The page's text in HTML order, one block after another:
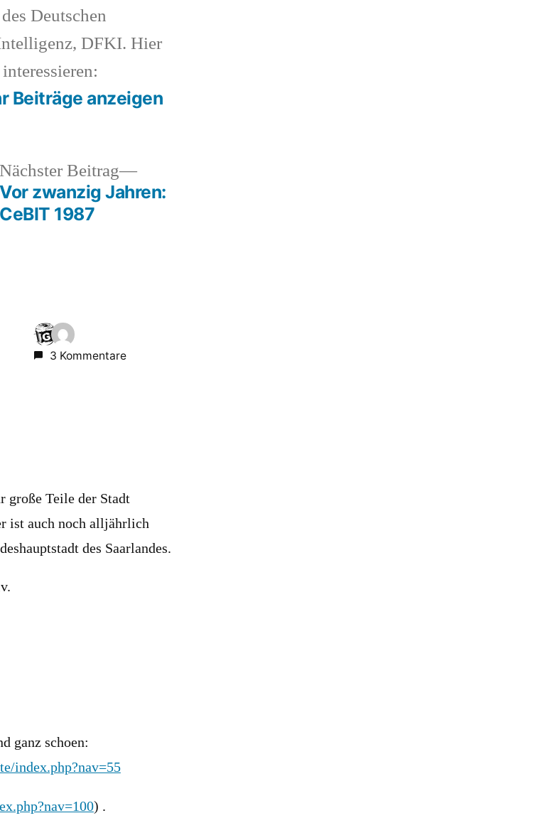
Deutschen
DFKI. Hier
Beiträge anzeigen
Nächster Beitrag
Nächster
Beitrag:
Vor zwanzig Jahren:
CeBIT 1987
3 Kommentare
große Teile der Stadt
ist auch noch alljährlich
des Saarlandes.
ganz schoen:
index.php?nav=55
) .